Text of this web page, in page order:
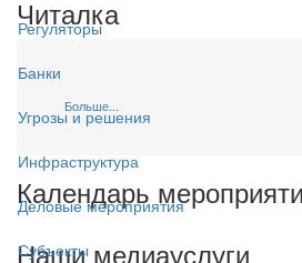
Регуляторы
Банки
Угрозы и решения
Инфраструктура
Деловые мероприятия
Субъекты
Читалка
Больше...
Календарь
Наши медиауслуги